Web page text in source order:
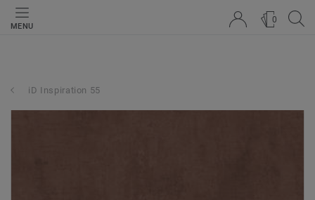
MENU
0
iD Inspiration 55